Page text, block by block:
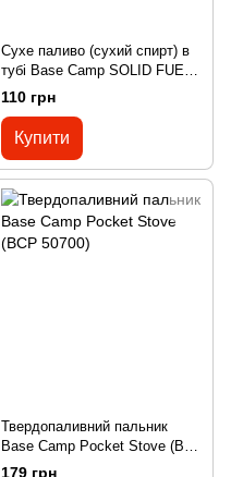
Сухе паливо (сухий спирт) в
тубі Base Camp SOLID FUEL,
12 таблеток
110 грн
Купити
Твердопаливний пальник
Base Camp Pocket Stove (BCP
50700)
179 грн